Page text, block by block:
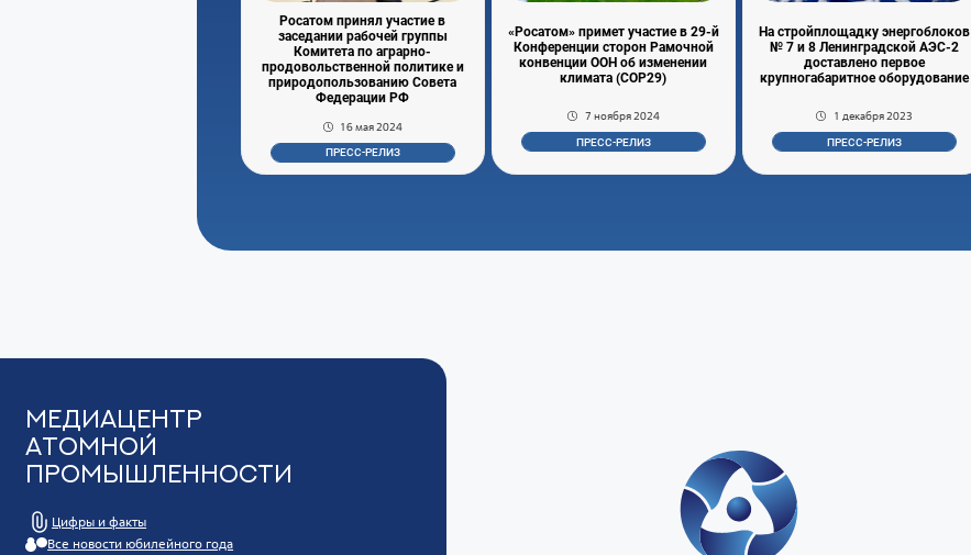
Росатом принял участие в
заседании рабочей группы
Комитета по аграрно-
продовольственной политике и
природопользованию Совета
Федерации РФ
16 мая 2024
ПРЕСС-РЕЛИЗ
«Росатом» примет участие в 29-й
Конференции сторон Рамочной
конвенции ООН об изменении
климата (COP29)
7 ноября 2024
ПРЕСС-РЕЛИЗ
На стройплощадку энергоблоков
№ 7 и 8 Ленинградской АЭС-2
доставлено первое
крупногабаритное оборудование
1 декабря 2023
ПРЕСС-РЕЛИЗ
Медиацентр
Атомной
Промышленности
Цифры и факты
Все новости юбилейного года